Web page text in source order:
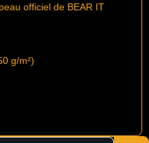
officiel de BEAR IT
g/m²)